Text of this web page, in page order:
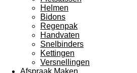
Helmen
Bidons
Regenpak
Handvaten
Snelbinders
Kettingen
Versnellingen
Afspraak Maken